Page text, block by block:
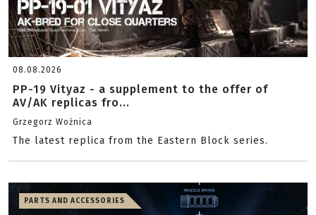
08.08.2026
PP-19 Vityaz - a supplement to the offer of
AV/AK replicas fro...
Grzegorz Woźnica
The latest replica from the Eastern Block series.
PARTS AND ACCESSORIES